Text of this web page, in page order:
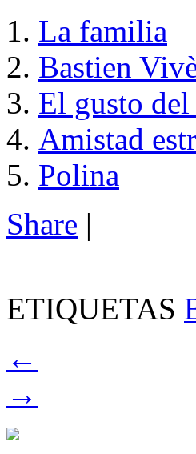
La familia
Bastien
El gusto
Amistad
Polina
Share |
ETIQUETAS
←
→